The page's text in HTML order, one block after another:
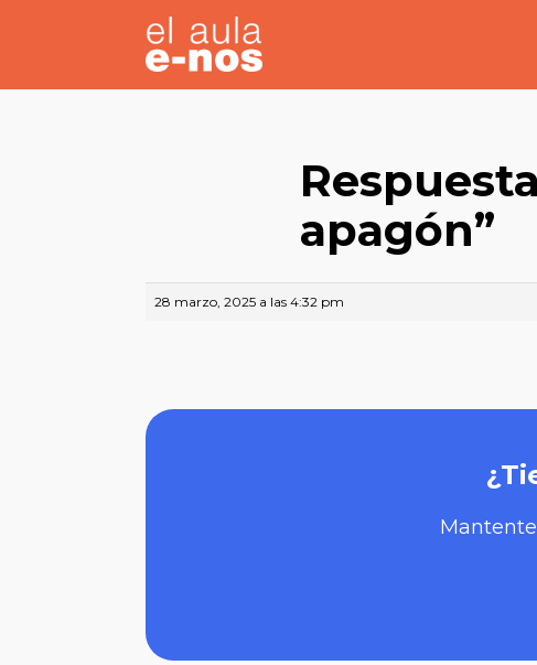
apagón”
28 marzo, 2025 a las 4:32 pm